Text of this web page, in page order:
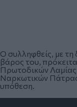
Ο συλληφθείς, με
βάρος του,
Πρωτοδικών
Ναρκωτικών Πάτρας
υπόθεση.